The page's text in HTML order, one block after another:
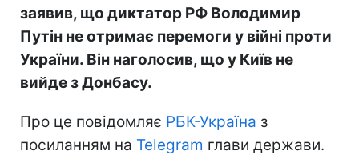
заявив, що диктатор РФ Володимир
Путін не отримає перемоги у війні проти
України. Він наголосив, що у Київ не
вийде з Донбасу.
Про це повідомляє РБК-Україна з
посиланням на Telegram глави держави.